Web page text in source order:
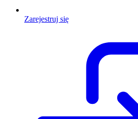
Zarejestruj się